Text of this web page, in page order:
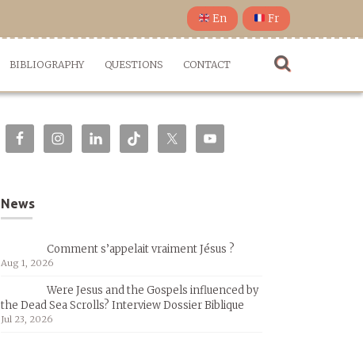
En Fr
BIBLIOGRAPHY QUESTIONS CONTACT
News
Comment s’appelait vraiment Jésus ?
Aug 1, 2026
Were Jesus and the Gospels influenced by
the Dead Sea Scrolls? Interview Dossier Biblique
Jul 23, 2026